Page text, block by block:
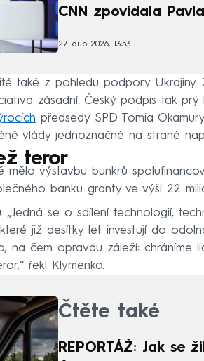
CNN zpovídala Pavla
27. dub 2026, 13:53
také z pohledu podpory Ukrajiny.
zásadní. Český podpis tak prý
předsedy SPD Tomia
vlády jednoznačně na straně
teror
mělo výstavbu bunkrů
banku granty ve výši 22
se o sdílení technologií,
již desítky let investují do
na čem opravdu záleží: chráníme
řekl Klymenko.
Čtěte také
REPORTÁŽ: Jak se